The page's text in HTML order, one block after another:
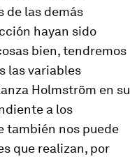
de las demás
hayan sido
bien, tendremos
las variables
Holmström en su
a los
también nos puede
que realizan, por